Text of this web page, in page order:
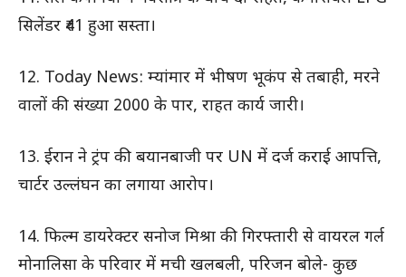
सिलेंडर ₹41 हुआ सस्ता।
12. Today News: म्यांमार में भीषण भूकंप से तबाही, मरने
वालों की संख्या 2000 के पार, राहत कार्य जारी।
13. ईरान ने ट्रंप की बयानबाजी पर UN में दर्ज कराई आपत्ति,
चार्टर उल्लंघन का लगाया आरोप।
14. फिल्म डायरेक्टर सनोज मिश्रा की गिरफ्तारी से वायरल गर्ल
मोनालिसा के परिवार में मची खलबली, परिजन बोले- कुछ